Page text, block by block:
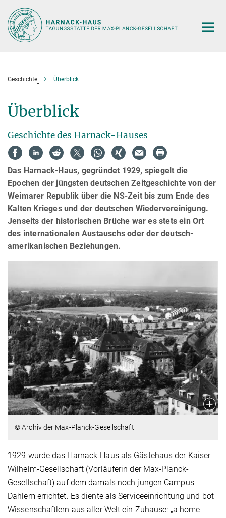
Hauptinhalt
Geschichte Überblick
Überblick
Geschichte des Harnack-Hauses
Das Harnack-Haus, gegründet 1929, spiegelt die
Epochen der jüngsten deutschen Zeitgeschichte von der
Weimarer Republik über die NS-Zeit bis zum Ende des
Kalten Krieges und der deutschen Wiedervereinigung.
Jenseits der historischen Brüche war es stets ein Ort
des internationalen Austauschs oder der deutsch-
amerikanischen Beziehungen.
© Archiv der Max-Planck-Gesellschaft
1929 wurde das Harnack-Haus als Gästehaus der Kaiser-
Wilhelm-Gesellschaft (Vorläuferin der Max-Planck-
Gesellschaft) auf dem damals noch jungen Campus
Dahlem errichtet. Es diente als Serviceeinrichtung und bot
Wissenschaftlern aus aller Welt ein Zuhause: „a home